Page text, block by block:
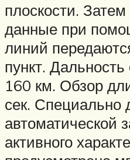
плоскости.
данные при
линий
пункт.
160 км. Обзор
сек. Специально
автоматической
активного